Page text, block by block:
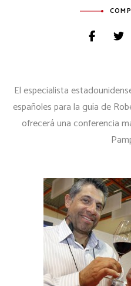
El especialista
españoles para la guía de
ofrecerá una conferencia